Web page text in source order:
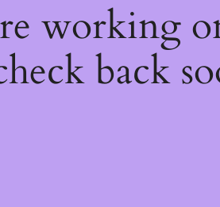
working
back